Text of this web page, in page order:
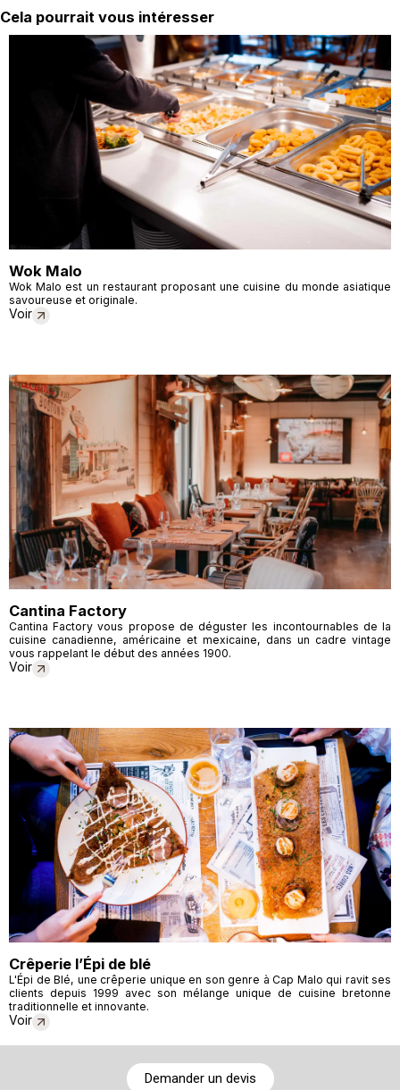
Cela pourrait vous intéresser
Wok Malo
Wok Malo est un restaurant proposant une cuisine du monde asiatique
savoureuse et originale.
Voir
Cantina Factory
Cantina Factory vous propose de déguster les incontournables de la
cuisine canadienne, américaine et mexicaine, dans un cadre vintage
vous rappelant le début des années 1900.
Voir
Crêperie l’Épi de blé
L'Épi de Blé, une crêperie unique en son genre à Cap Malo qui ravit ses
clients depuis 1999 avec son mélange unique de cuisine bretonne
traditionnelle et innovante.
Voir
Demander un devis